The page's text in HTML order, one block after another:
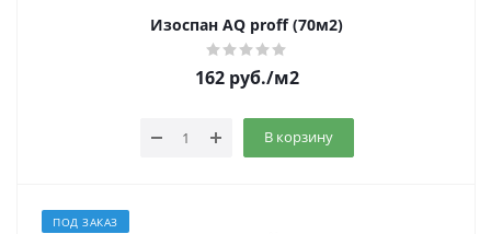
Изоспан AQ proff (70м2)
162руб./м2
В корзину
ПОД ЗАКАЗ